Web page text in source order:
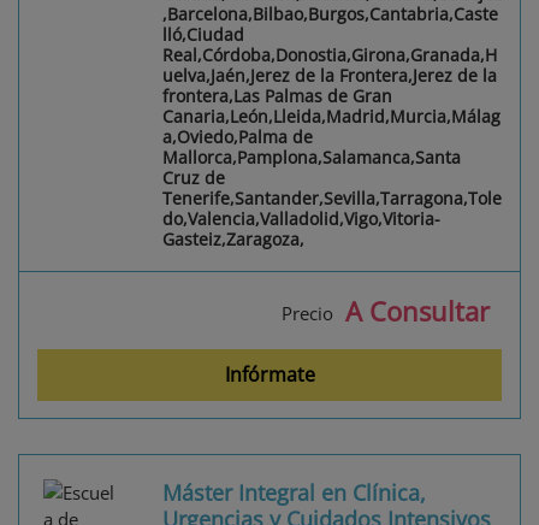
,Barcelona,Bilbao,Burgos,Cantabria,Caste
lló,Ciudad
Real,Córdoba,Donostia,Girona,Granada,H
uelva,Jaén,Jerez de la Frontera,Jerez de la
frontera,Las Palmas de Gran
Canaria,León,Lleida,Madrid,Murcia,Málag
a,Oviedo,Palma de
Mallorca,Pamplona,Salamanca,Santa
Cruz de
Tenerife,Santander,Sevilla,Tarragona,Tole
do,Valencia,Valladolid,Vigo,Vitoria-
Gasteiz,Zaragoza,
Precio A Consultar
Infórmate
Máster Integral en Clínica,
Urgencias y Cuidados Intensivos